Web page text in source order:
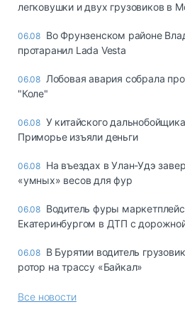
легковушки и двух грузовиков в
06.08 Во Фрунзенском районе
протаранил Lada Vesta
06.08 Лобовая авария собрала
"Коле"
06.08 У китайского
Приморье изъяли деньги
06.08 Ha въeздax в Улaн-Удэ
«yмныx» вecoв для фyp
06.08 Водитель фуры
Екатеринбургом в ДТП с
06.08 В Бурятии водитель
ротор на трассу «Байкал»
Все новости